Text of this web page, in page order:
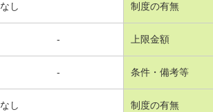
なし 制度の有無
- 上限金額
- 条件・備考等
なし 制度の有無